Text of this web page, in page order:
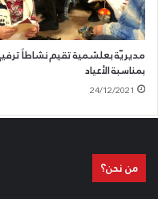
مديريّة بعلشمية تقيم نشاطاً
بمناسبة الأعياد
24/12/2021
من نحن؟